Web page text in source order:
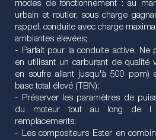
modes de fonctionnement : au
urbain et routier, sous charge
rappel, conduite avec charge
ambiantes élevées;
- Parfait pour la conduite active. Ne
en utilisant un carburant de qualité
en soufre allant jusqu'à 500 ppm)
base total élevé (TBN);
- Préserver les paramètres de
du moteur tout au long de l
remplacements;
- Les compositeurs Ester en